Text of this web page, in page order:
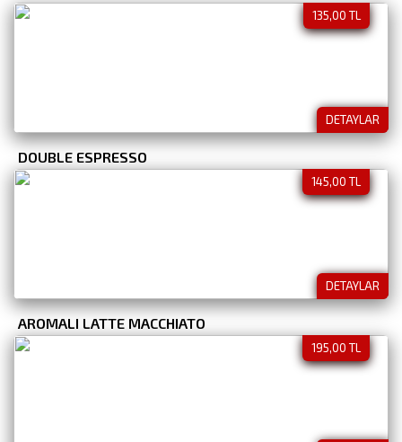
135,00 TL
DETAYLAR
DOUBLE ESPRESSO
145,00 TL
DETAYLAR
AROMALI LATTE MACCHIATO
195,00 TL